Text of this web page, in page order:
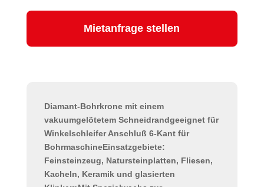
Mietanfrage stellen
Diamant-Bohrkrone mit einem
vakuumgelötetem Schneidrandgeeignet für
Winkelschleifer Anschluß 6-Kant für
BohrmaschineEinsatzgebiete:
Feinsteinzeug, Natursteinplatten, Fliesen,
Kacheln, Keramik und glasierten